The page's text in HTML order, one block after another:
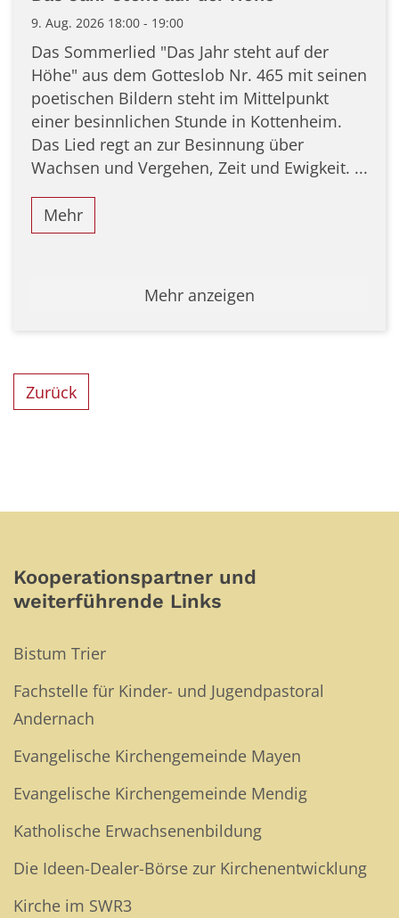
9. Aug. 2026 18:00 - 19:00
Das Sommerlied "Das Jahr steht auf der
Höhe" aus dem Gotteslob Nr. 465 mit seinen
poetischen Bildern steht im Mittelpunkt
einer besinnlichen Stunde in Kottenheim.
Das Lied regt an zur Besinnung über
Wachsen und Vergehen, Zeit und Ewigkeit. ...
Mehr
Mehr anzeigen
Zurück
Kooperationspartner und
weiterführende Links
Bistum Trier
Fachstelle für Kinder- und Jugendpastoral
Andernach
Evangelische Kirchengemeinde Mayen
Evangelische Kirchengemeinde Mendig
Katholische Erwachsenenbildung
Die Ideen-Dealer-Börse zur Kirchenentwicklung
Kirche im SWR3